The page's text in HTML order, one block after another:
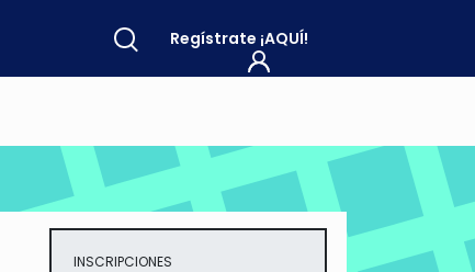
Regístrate ¡AQUÍ!
INSCRIPCIONES